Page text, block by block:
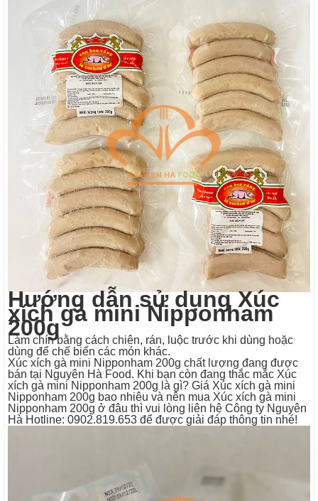
Hướng dẫn sử dụng Xúc
xích gà mini Nipponham
200g
Làm chín bằng cách chiên, rán, luộc trước khi dùng hoặc
dùng để chế biến các món khác.
Xúc xích gà mini Nipponham 200g chất lượng đang được
bán tại Nguyên Hà Food. Khi bạn còn đang thắc mắc Xúc
xích gà mini Nipponham 200g là gì? Giá Xúc xích gà mini
Nipponham 200g bao nhiêu và nên mua Xúc xích gà mini
Nipponham 200g ở đâu thì vui lòng liên hệ Công ty Nguyên
Hà Hotline: 0902.819.653 để được giải đáp thông tin nhé!